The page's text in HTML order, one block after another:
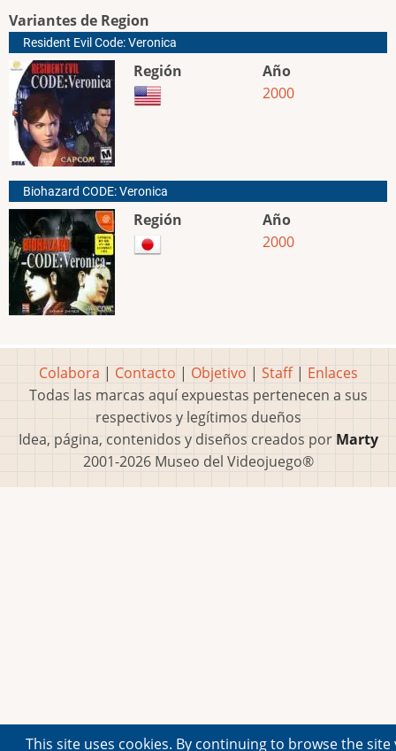
Variantes de Region
Resident Evil Code: Veronica
Región
Año
2000
Biohazard CODE: Veronica
Región
Año
2000
Colabora | Contacto | Objetivo | Staff| Enlaces
Todas las marcas aquí expuestas pertenecen a sus
respectivos y legítimos dueños
Idea, página, contenidos y diseños creados por Marty
2001-2026 Museo del Videojuego®
This site uses cookies. By continuing to browse the site